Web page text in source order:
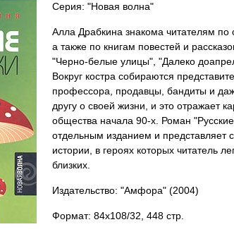
Серия: "Новая волна"
Алла Драбкина знакома читателям
а также по книгам повестей и
"Черно-белые улицы", "Далеко
Вокруг костра собираются
профессора, продавцы, бандиты и
другу о своей жизни, и это отражает
общества начала 90-х. Роман
отдельным изданием и представляет
истории, в героях которых читатель
близких.
Издательство: "Амфора" (2004)
Формат: 84x108/32, 448 стр.